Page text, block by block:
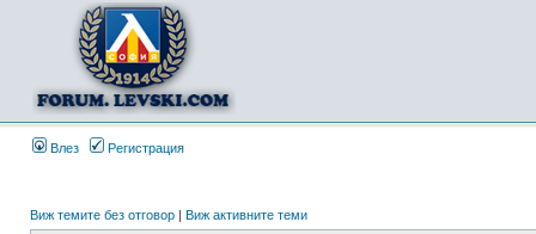
Влез Регистрация
Виж темите без отговор | Виж активните теми